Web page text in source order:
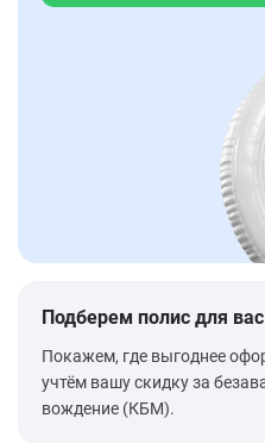
Подберем полис для вас
Покажем, где выгоднее
учтём вашу скидку за
вождение (КБМ).